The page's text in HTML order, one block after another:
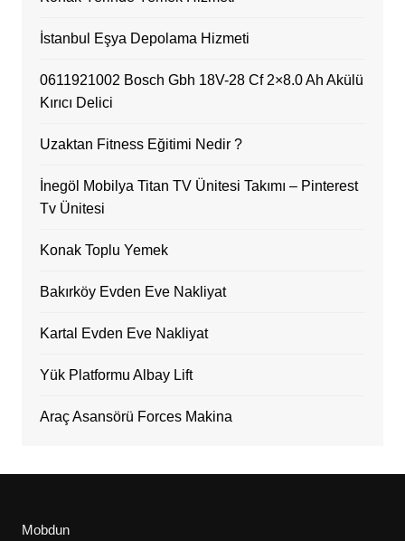
İstanbul Eşya Depolama Hizmeti
0611921002 Bosch Gbh 18V-28 Cf 2×8.0 Ah Akülü
Kırıcı Delici
Uzaktan Fitness Eğitimi Nedir ?
İnegöl Mobilya Titan TV Ünitesi Takımı – Pinterest
Tv Ünitesi
Konak Toplu Yemek
Bakırköy Evden Eve Nakliyat
Kartal Evden Eve Nakliyat
Yük Platformu Albay Lift
Araç Asansörü Forces Makina
Mobdun